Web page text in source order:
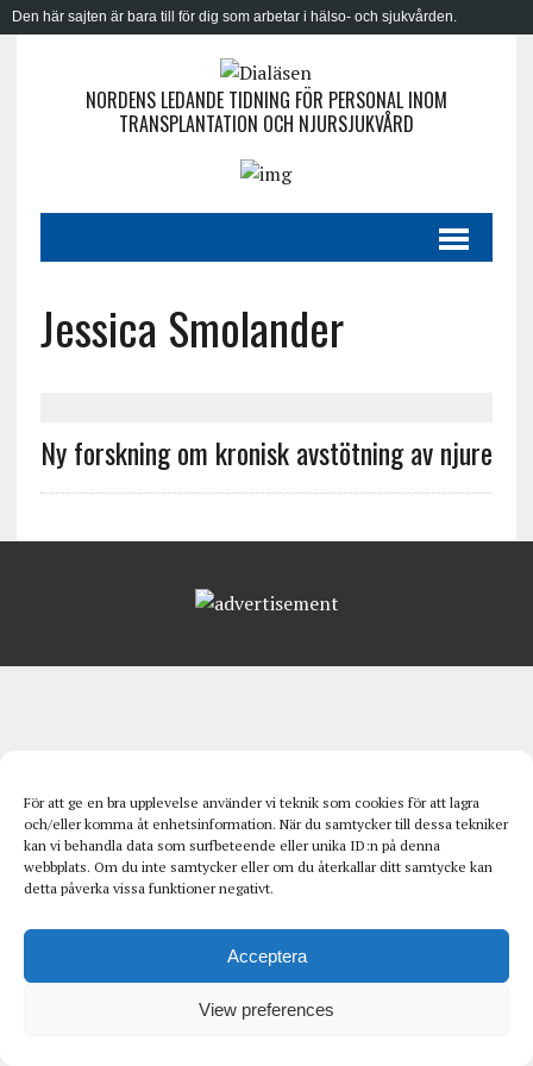
För att ge en bra upplevelse använder vi teknik som cookies för att lagra
och/eller komma åt enhetsinformation. När du samtycker till dessa tekniker
kan vi behandla data som surfbeteende eller unika ID:n på denna
webbplats. Om du inte samtycker eller om du återkallar ditt samtycke kan
detta påverka vissa funktioner negativt.
Acceptera
View preferences
Den här sajten är bara till för dig som arbetar i hälso- och sjukvården.
NORDENS LEDANDE TIDNING FÖR PERSONAL INOM
TRANSPLANTATION OCH NJURSJUKVÅRD
Jessica Smolander
Ny forskning om kronisk avstötning av njure